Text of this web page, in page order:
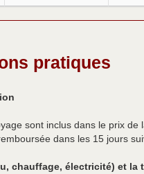
pratiques
sont inclus dans le prix
dans les 15 jours
chauffage, électricité) et